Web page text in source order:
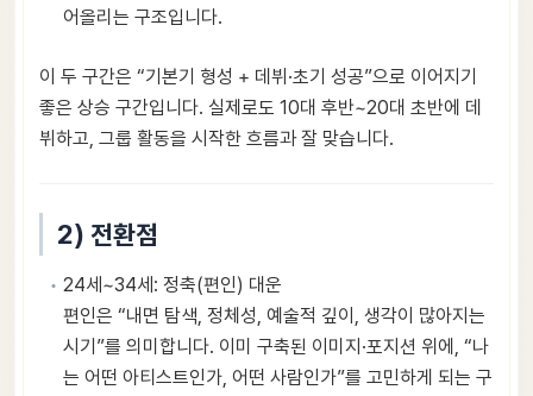
어올리는 구조입니다.
이 두 구간은 “기본기 형성 + 데뷔·초기 성공”으로 이어지기
좋은 상승 구간입니다. 실제로도 10대 후반~20대 초반에 데
뷔하고, 그룹 활동을 시작한 흐름과 잘 맞습니다.
2) 전환점
24세~34세: 정축(편인) 대운
편인은 “내면 탐색, 정체성, 예술적 깊이, 생각이 많아지는
시기”를 의미합니다. 이미 구축된 이미지·포지션 위에, “나
는 어떤 아티스트인가, 어떤 사람인가”를 고민하게 되는 구